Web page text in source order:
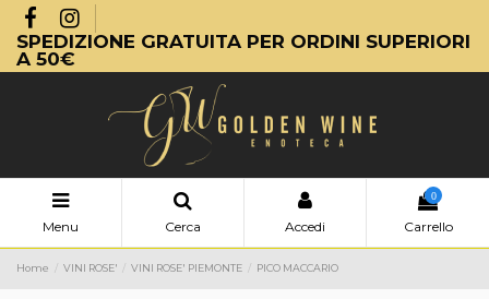
SPEDIZIONE GRATUITA PER ORDINI SUPERIORI
A 50€
Menu Cerca Accedi
0
Carrello
Home VINI ROSE' VINI ROSE' PIEMONTE PICO MACCARIO